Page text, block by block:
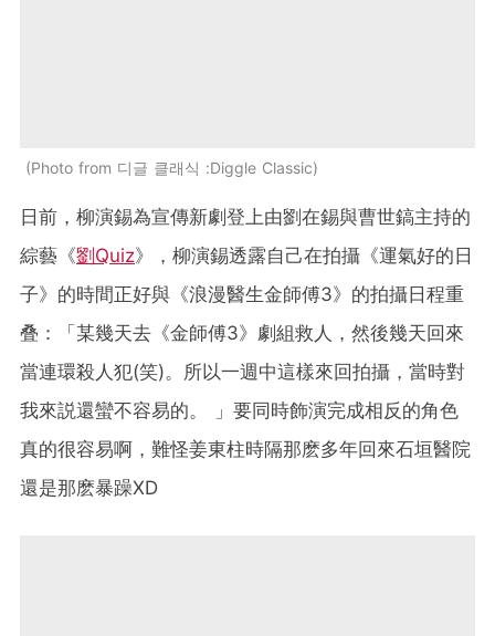
Photo from 디글 클래식 :Diggle Classic
日前，柳演錫為宣傳新劇登上由劉在錫與曹世鎬主持的
綜藝《劉Quiz》，柳演錫透露自己在拍攝《運氣好的日
子》的時間正好與《浪漫醫生金師傅3》的拍攝日程重
叠：「某幾天去《金師傅3》劇組救人，然後幾天回來
當連環殺人犯(笑)。所以一週中這樣來回拍攝，當時對
我來説還蠻不容易的。 」要同時飾演完成相反的角色
真的很容易啊，難怪姜東柱時隔那麽多年回來石垣醫院
還是那麽暴躁XD